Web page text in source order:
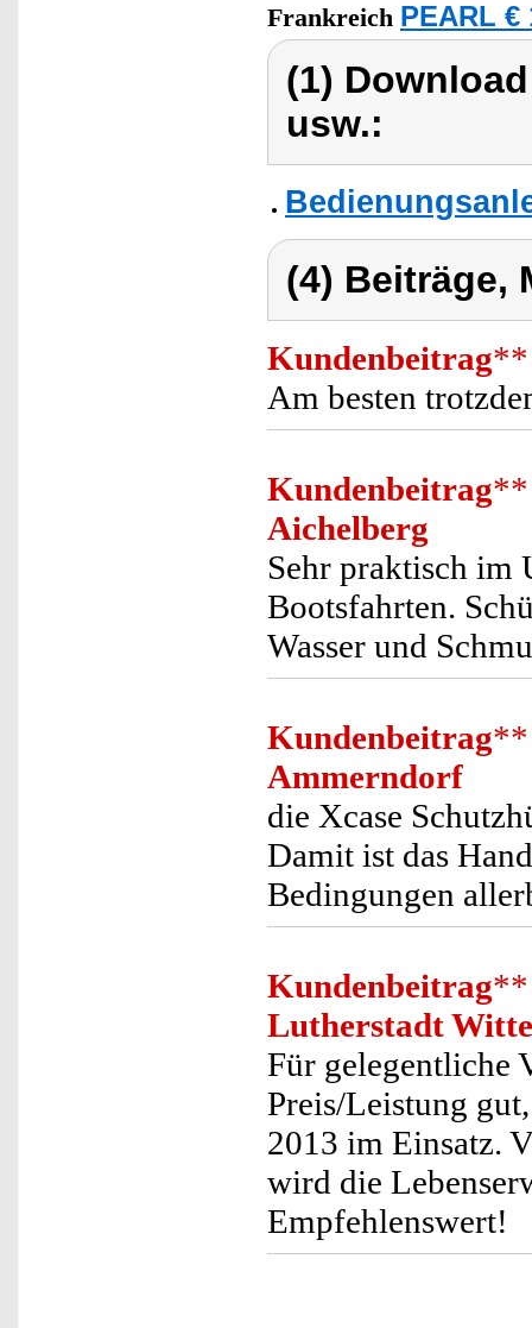
Frankreich PEARL €
(1)
usw.:
(4) Beiträge,
Kundenbeitrag**
Am besten
Kundenbeitrag**
Aichelberg
Sehr praktisch im
Bootsfahrten.
Wasser und
Kundenbeitrag**
Ammerndorf
die Xcase
Damit ist das
Bedingungen
Kundenbeitrag**
Lutherstadt
Für gelegentliche
Preis/Leistung
2013 im Einsatz.
wird die
Empfehlenswert!